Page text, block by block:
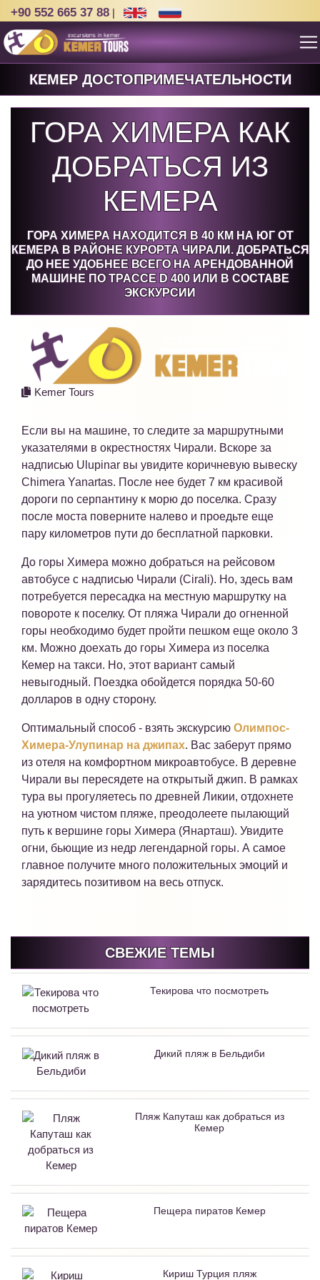
+90 552 665 37 88 |
КЕМЕР ДОСТОПРИМЕЧАТЕЛЬНОСТИ
ГОРА ХИМЕРА КАК
ДОБРАТЬСЯ ИЗ
КЕМЕРА
ГОРА ХИМЕРА НАХОДИТСЯ В 40 КМ НА ЮГ ОТ
КЕМЕРА В РАЙОНЕ КУРОРТА ЧИРАЛИ. ДОБРАТЬСЯ
ДО НЕЕ УДОБНЕЕ ВСЕГО НА АРЕНДОВАННОЙ
МАШИНЕ ПО ТРАССЕ D 400 ИЛИ В СОСТАВЕ
ЭКСКУРСИИ
Kemer Tours
Если вы на машине, то следите за маршрутными
указателями в окрестностях Чирали. Вскоре за
надписью Ulupinar вы увидите коричневую вывеску
Chimera Yanartas. После нее будет 7 км красивой
дороги по серпантину к морю до поселка. Сразу
после моста поверните налево и проедьте еще
пару километров пути до бесплатной парковки.
До горы Химера можно добраться на рейсовом
автобусе с надписью Чирали (Cirali). Но, здесь вам
потребуется пересадка на местную маршрутку на
повороте к поселку. От пляжа Чирали до огненной
горы необходимо будет пройти пешком еще около 3
км. Можно доехать до горы Химера из поселка
Кемер на такси. Но, этот вариант самый
невыгодный. Поездка обойдется порядка 50-60
долларов в одну сторону.
Оптимальный способ - взять экскурсию Олимпос-
Химера-Улупинар на джипах. Вас заберут прямо
из отеля на комфортном микроавтобусе. В деревне
Чирали вы пересядете на открытый джип. В рамках
тура вы прогуляетесь по древней Ликии, отдохнете
на уютном чистом пляже, преодолеете пылающий
путь к вершине горы Химера (Янарташ). Увидите
огни, бьющие из недр легендарной горы. А самое
главное получите много положительных эмоций и
зарядитесь позитивом на весь отпуск.
СВЕЖИЕ ТЕМЫ
Текирова что посмотреть
Дикий пляж в Бельдиби
Пляж Капуташ как добраться из
Кемер
Пещера пиратов Кемер
Кириш Турция пляж